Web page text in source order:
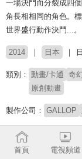
一場決鬥而分裂成四
角長相相同的角色。
世界盛行動作決鬥...。
2014 日本
類別： 動畫/卡通 奇
原創動畫
製作公司： GALLOP
導演： 小野勝巳
配音： 小野賢章 稻村
首頁 電視頻道